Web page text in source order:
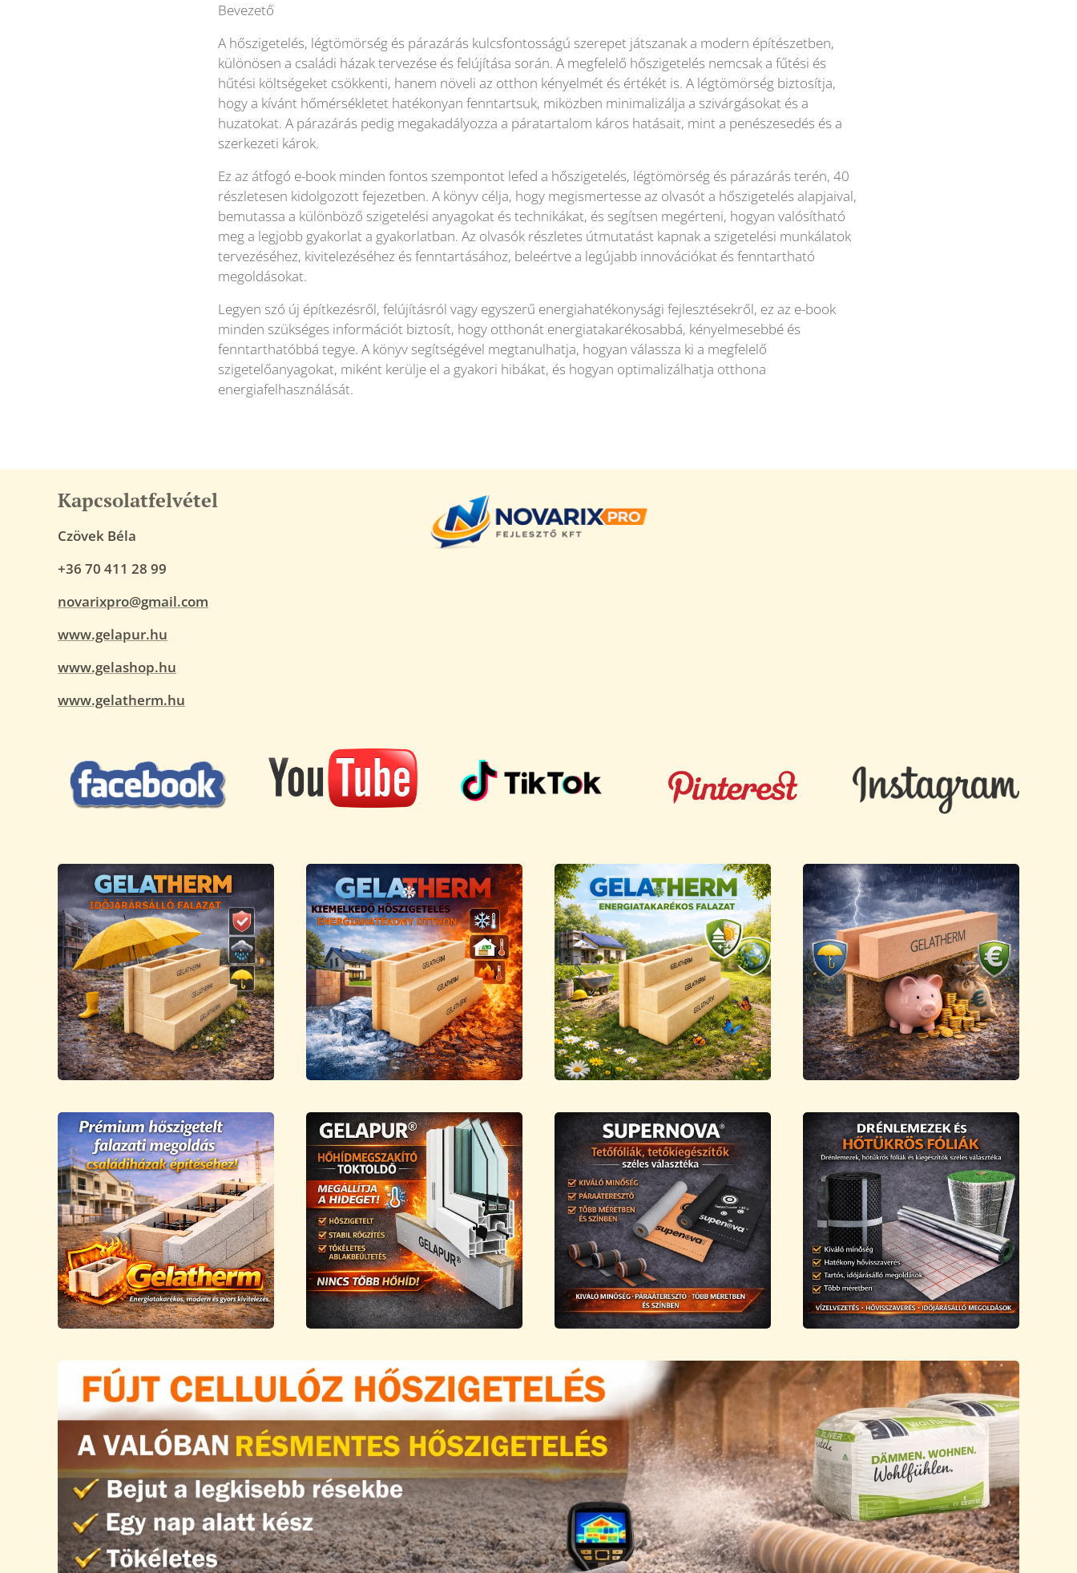
Bevezető
A hőszigetelés, légtömörség és párazárás kulcsfontosságú szerepet játszanak a modern építészetben,
különösen a családi házak tervezése és felújítása során. A megfelelő hőszigetelés nemcsak a fűtési és
hűtési költségeket csökkenti, hanem növeli az otthon kényelmét és értékét is. A légtömörség biztosítja,
hogy a kívánt hőmérsékletet hatékonyan fenntartsuk, miközben minimalizálja a szivárgásokat és a
huzatokat. A párazárás pedig megakadályozza a páratartalom káros hatásait, mint a penészesedés és a
szerkezeti károk.
Ez az átfogó e-book minden fontos szempontot lefed a hőszigetelés, légtömörség és párazárás terén, 40
részletesen kidolgozott fejezetben. A könyv célja, hogy megismertesse az olvasót a hőszigetelés alapjaival,
bemutassa a különböző szigetelési anyagokat és technikákat, és segítsen megérteni, hogyan valósítható
meg a legjobb gyakorlat a gyakorlatban. Az olvasók részletes útmutatást kapnak a szigetelési munkálatok
tervezéséhez, kivitelezéséhez és fenntartásához, beleértve a legújabb innovációkat és fenntartható
megoldásokat.
Legyen szó új építkezésről, felújításról vagy egyszerű energiahatékonysági fejlesztésekről, ez az e-book
minden szükséges információt biztosít, hogy otthonát energiatakarékosabbá, kényelmesebbé és
fenntarthatóbbá tegye. A könyv segítségével megtanulhatja, hogyan válassza ki a megfelelő
szigetelőanyagokat, miként kerülje el a gyakori hibákat, és hogyan optimalizálhatja otthona
energiafelhasználását.
Kapcsolatfelvétel
Czövek Béla
+36 70 411 28 99
novarixpro@gmail.com
www.gelapur.hu
www.gelashop.hu
www.gelatherm.hu